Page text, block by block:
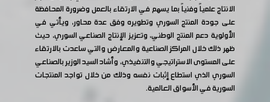
الانتاج علمياً وفنياً بما يسهم في الارتقاء بالعمل وضرورة المحافظة
على جودة المنتج السوري وتطويره وفق عدة محاور، ويأتي في
الأولوية دعم المنتج الوطني، وتعزيز الإنتاج الصناعي السوري، حيث
ظهر ذلك خلال المراكز الصناعية والمعارض والتي ساعدت بالارتقاء
على المستوى الاستراتيجي والتنفيذي، وأشاد السيد الوزير بالصناعي
السوري الذي استطاع إثبات نفسه وذلك من خلال تواجد المنتجات
السورية في الأسواق العالمية.